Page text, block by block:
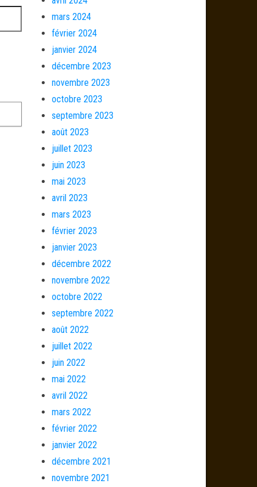
mars 2024
février 2024
janvier 2024
décembre 2023
novembre 2023
octobre 2023
septembre 2023
août 2023
juillet 2023
juin 2023
mai 2023
avril 2023
mars 2023
février 2023
janvier 2023
décembre 2022
novembre 2022
octobre 2022
septembre 2022
août 2022
juillet 2022
juin 2022
mai 2022
avril 2022
mars 2022
février 2022
janvier 2022
décembre 2021
novembre 2021